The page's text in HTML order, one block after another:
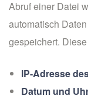
Abruf einer Datei
automatisch
gespeichert.
IP-Adresse
Datum und